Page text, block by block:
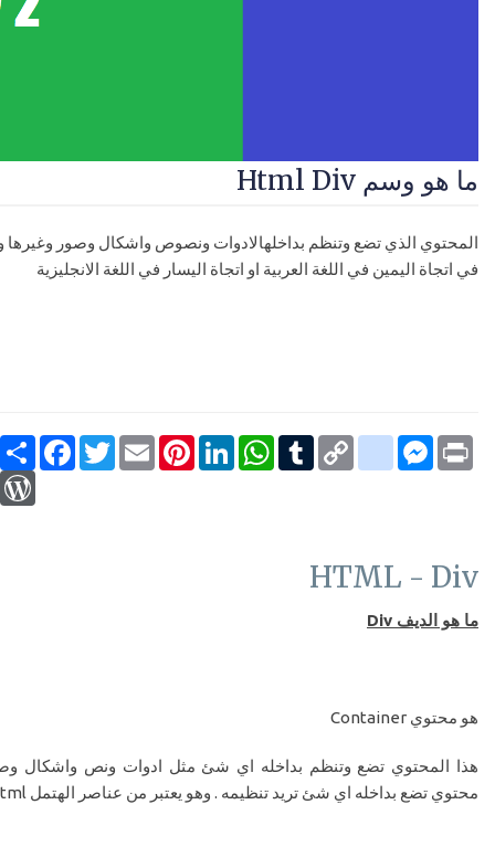
ما هو وسم Html Div
المحتوي الذي تضع وتنظم بداخلهالادوات ونصوص واشكال وصور وغيرها
في اتجاة اليمين في اللغة العربية او اتجاة اليسار في اللغة الانجليزية
انشر
FacebookTwitterEmail
PinterestLinkedIn
WhatsAppTumblr Copy
Link
google_bookmarksMessenger Print
HTML - Div
ما هو الديف Div
هو محتوي Container
هذا المحتوي تضع وتنظم بداخله اي شئ مثل ادوات ونص واشكال
محتوي تضع بداخله اي شئ تريد تنظيمه . وهو يعتبر من عناصر الهتمل